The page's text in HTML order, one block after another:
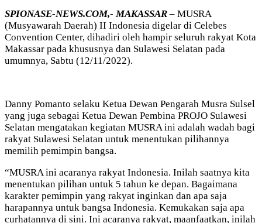
SPIONASE-NEWS.COM,- MAKASSAR – MUSRA
(Musyawarah Daerah) II Indonesia digelar di Celebes
Convention Center, dihadiri oleh hampir seluruh rakyat Kota
Makassar pada khususnya dan Sulawesi Selatan pada
umumnya, Sabtu (12/11/2022).
Danny Pomanto selaku Ketua Dewan Pengarah Musra Sulsel
yang juga sebagai Ketua Dewan Pembina PROJO Sulawesi
Selatan mengatakan kegiatan MUSRA ini adalah wadah bagi
rakyat Sulawesi Selatan untuk menentukan pilihannya
memilih pemimpin bangsa.
“MUSRA ini acaranya rakyat Indonesia. Inilah saatnya kita
menentukan pilihan untuk 5 tahun ke depan. Bagaimana
karakter pemimpin yang rakyat inginkan dan apa saja
harapannya untuk bangsa Indonesia. Kemukakan saja apa
curhatannya di sini. Ini acaranya rakyat, maanfaatkan, inilah